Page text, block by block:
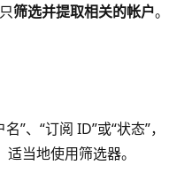
筛选并提取相关的帐户。
”、“订阅 ID”或“状态”，
当地使用筛选器。